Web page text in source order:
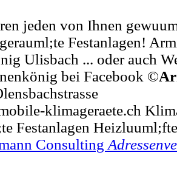
jeden von Ihnen
Festanlagen!
Ulisbach ... oder auch
bei Facebook ©
klimageraete.ch
Festanlagen
Consulting